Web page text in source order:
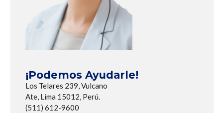
¡Podemos Ayudarle!
Los Telares 239, Vulcano
Ate, Lima 15012, Perú.
(511) 612-9600